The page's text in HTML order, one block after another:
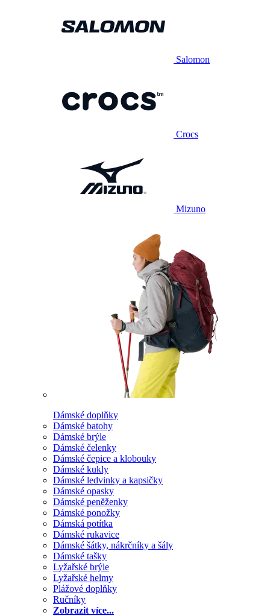
Salomon
Crocs
Mizuno
Dámské doplňky
Dámské batohy
Dámské brýle
Dámské čelenky
Dámské čepice a klobouky
Dámské kukly
Dámské ledvinky a kapsičky
Dámské opasky
Dámské peněženky
Dámské ponožky
Dámská potítka
Dámské rukavice
Dámské šátky, nákrčníky a šály
Dámské tašky
Lyžařské brýle
Lyžařské helmy
Plážové doplňky
Ručníky
Zobrazit více...